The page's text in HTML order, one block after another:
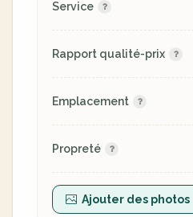
Service
Rapport qualité-prix
Emplacement
Propreté
Ajouter des photos